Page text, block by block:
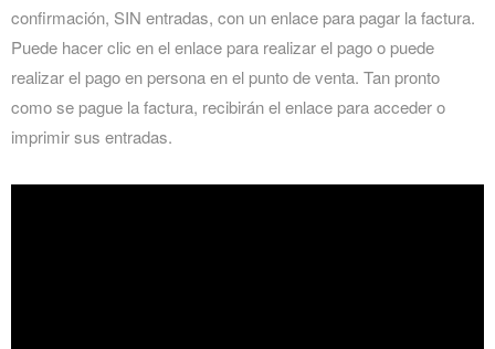
confirmación, SIN entradas, con un enlace para pagar la factura.
Puede hacer clic en el enlace para realizar el pago o puede
realizar el pago en persona en el punto de venta. Tan pronto
como se pague la factura, recibirán el enlace para acceder o
imprimir sus entradas.